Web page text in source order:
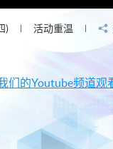
) 活动重温
们的Youtube频道观